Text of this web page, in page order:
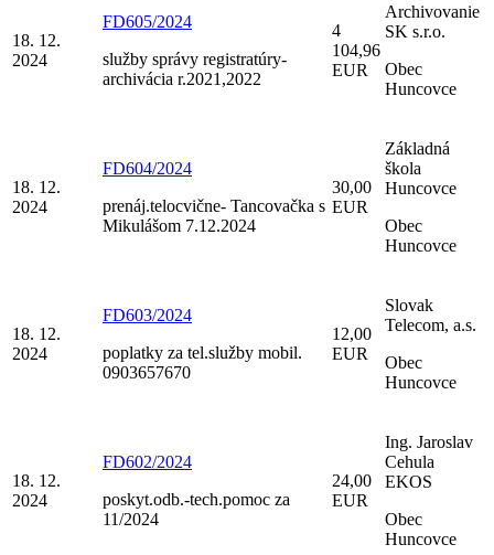
18. 12.
2024
FD605/2024
služby správy registratúry-
archivácia r.2021,2022
4
104,96
EUR
Archivovanie
SK s.r.o.
Obec
Huncovce
18. 12.
2024
FD604/2024
prenáj.telocvične- Tancovačka s
Mikulášom 7.12.2024
30,00
EUR
Základná
škola
Huncovce
Obec
Huncovce
18. 12.
2024
FD603/2024
poplatky za tel.služby mobil.
0903657670
12,00
EUR
Slovak
Telecom, a.s.
Obec
Huncovce
18. 12.
2024
FD602/2024
poskyt.odb.-tech.pomoc za
11/2024
24,00
EUR
Ing. Jaroslav
Cehula
EKOS
Obec
Huncovce